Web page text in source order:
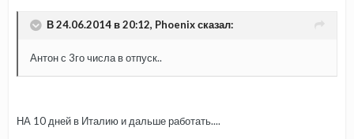
В 24.06.2014 в 20:12, Phoenix сказал:
Антон с 3го числа в отпуск..
НА 10 дней в Италию и дальше работать....